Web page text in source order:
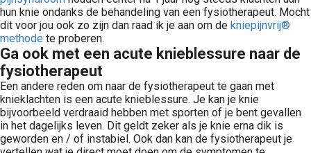
hun knie ondanks de behandeling van een fysiotherapeut. Mocht
dit voor jou ook zo zijn dan raad ik je aan om de kniepijnvrij®
methode te proberen.
Ga ook met een acute knieblessure naar de
fysiotherapeut
Een andere reden om naar de fysiotherapeut te gaan met
knieklachten is een acute knieblessure. Je kan je knie
bijvoorbeeld verdraaid hebben met sporten of je bent gevallen
in het dagelijks leven. Dit geldt zeker als je knie erna dik is
geworden en / of instabiel. Ook dan kan de fysiotherapeut je